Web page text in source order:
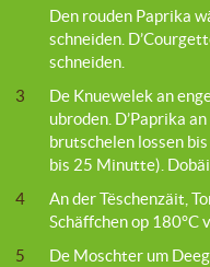
Den rouden Paprika
schneiden.
schneiden.
3
De Knuewelek an
ubroden. D’Paprika
brutschelen lossen
bis 25 Minutte).
4
An der Tëschenzäit,
Schäffchen op 180°C
5
De Moschter um